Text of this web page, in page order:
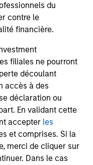
du
contre le
financière.
filiales ne pourront
découlant
accès à des
déclaration ou
En validant cette
accepter les
et comprises. Si la
merci de cliquer sur
Dans le cas